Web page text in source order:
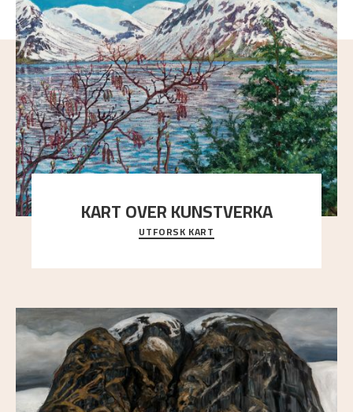
KART OVER KUNSTVERKA
Utforsk stedene og utsiktene i Astrups malerier
UTFORSK KART